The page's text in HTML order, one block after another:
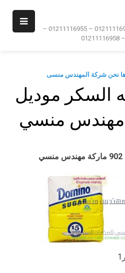
المهندس منسي تعبئة وتغليف 01211116954 – 01211116955 –
نحن شركة المهندس منسى
السكر موديل